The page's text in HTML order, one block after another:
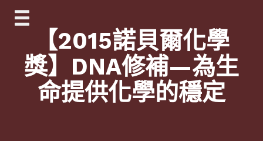
Skip
【2015諾貝爾化學
獎】DNA修補—為生
命提供化學的穩定